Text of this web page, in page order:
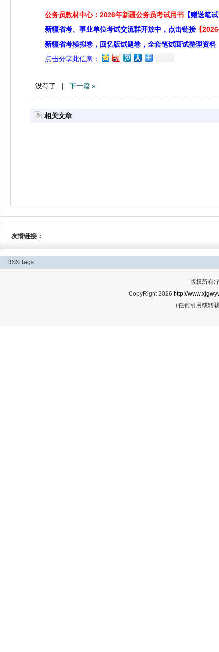
公务员教材中心：2026年新疆公务员考试用书 【赠送笔
新疆省考、事业单位考试交流群开放中，点击链接 【
新疆省考模拟卷，回忆版试题卷，全套笔试面试整理资料
点击分享此信息：
没有了 | 下一篇 »
相关文章
友情链接：
RSS Tags
版权所有:
CopyRight 2026 http://
（任何引用或转